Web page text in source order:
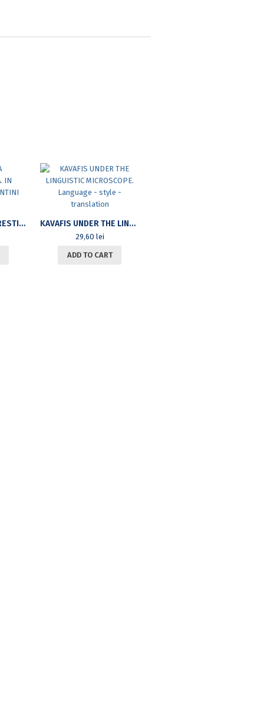
NEOGRAECA BUCURESTIENSIA. IN HONOREM CONSTANTINI DIMADIS. KAVAFIS UNDER THE LINGUISTIC MICROSCOPE. LANGUAGE – STYLE – TRANSLATION
29,60 lei
ADD TO CART